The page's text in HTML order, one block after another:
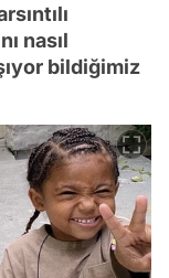
nasıl
bildiğimiz